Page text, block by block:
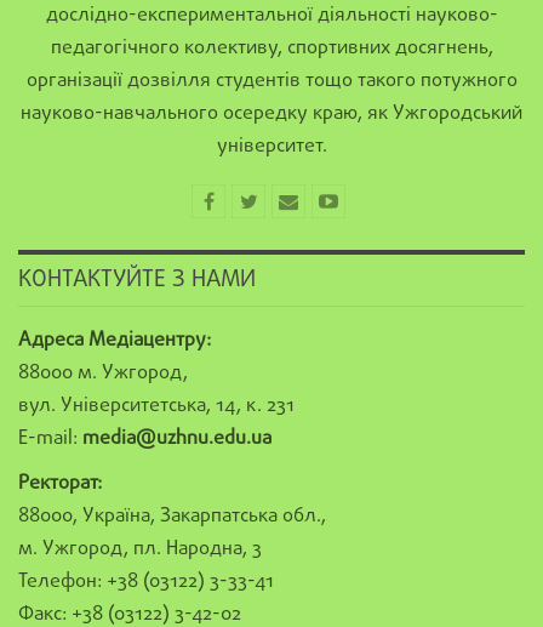
дослідно-експериментальної діяльності науково-
педагогічного колективу, спортивних досягнень,
організації дозвілля студентів тощо такого потужного
науково-навчального осередку краю, як Ужгородський
університет.
КОНТАКТУЙТЕ З НАМИ
Адреса Медіацентру:
88000 м. Ужгород,
вул. Університетська, 14, к. 231
E-mail: media@uzhnu.edu.ua
Ректорат:
88000, Україна, Закарпатська обл.,
м. Ужгород, пл. Народна, 3
Телефон: +38 (03122) 3-33-41
Факс: +38 (03122) 3-42-02